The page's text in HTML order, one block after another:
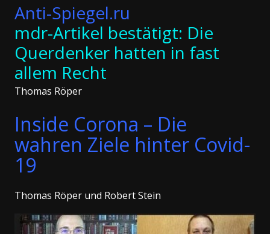
Anti-Spiegel.ru
mdr-Artikel bestätigt: Die
Querdenker hatten in fast
allem Recht
Thomas Röper
Inside Corona – Die
wahren Ziele hinter Covid-
19
Thomas Röper und Robert Stein